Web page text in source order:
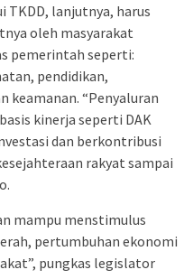
TKDD, lanjutnya, harus
oleh masyarakat
pemerintah seperti:
pendidikan,
keamanan. “Penyaluran
kinerja seperti DAK
dan berkontribusi
rakyat sampai
mampu menstimulus
pertumbuhan ekonomi
pungkas legislator